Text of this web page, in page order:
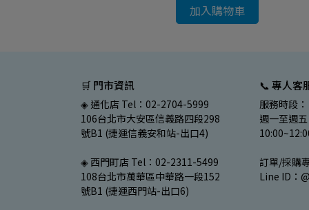
加入購物車
🛒 門市資訊
◈ 通化店 Tel：02-2704-5999
106台北市大安區信義路四段298
號B1 (捷運信義安和站-出口4)
◈ 西門町店 Tel：02-2311-5499
108台北市萬華區中華路一段152
號B1 (捷運西門站-出口6)
📞 專人客
服務時段：
週一至週
訂單/採購
Line ID：